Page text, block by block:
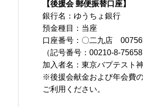
【後援会 郵便振替口座】
銀行名：ゆうちょ銀行
預金種目：当座
口座番号：〇二九店
（記号番号：00210-8-75658
加入者名：東京バプテスト
※後援会献金および年会費
ご利用ください。